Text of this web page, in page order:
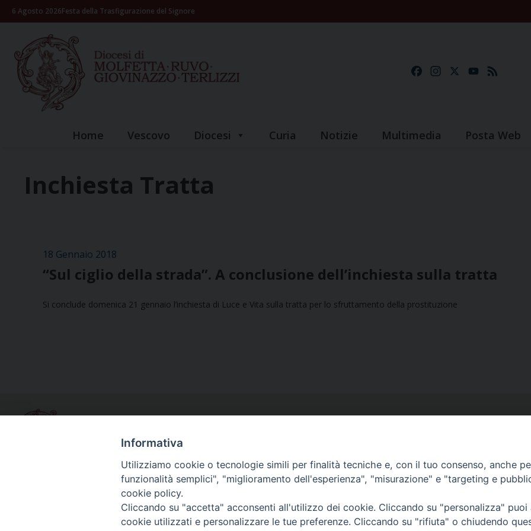
Skip6 Agosto 2026Festa della Trasfigurazione del Signore
FacebookInstagramYouTube
Home Vescovo Diocesi Curia Notizie Multimedia Posta Web
Inchiesta Tratta
18 Gennaio 2018
“Sul ciglio della strada”. A conclusione dell’inchiesta sulla tratta
Si conclude domenica 21 gennaio l’inchiesta di Luce e Vita sulla tratta per lo sfruttamento della prostituzione
Piazza Giovene 4 – 70056 Molfetta (BA)
Ufficio Comunicazioni sociali
Piazza Giovene 4 – 70056 Molfetta (BA)
comunicazionisociali@diocesimolfetta.it
Informativa
Utilizziamo cookie o tecnologie simili per finalità tecniche e, con il tuo consenso, anche
funzionalità semplici", "miglioramento dell'esperienza", "misurazione" e "targeting e
cookie policy.
Cliccando su "accetta" acconsenti all'utilizzo dei cookie. Cliccando su "personalizza"
cookie utilizzati e personalizzare le tue preferenze. Cliccando su "rifiuta" o chiudendo